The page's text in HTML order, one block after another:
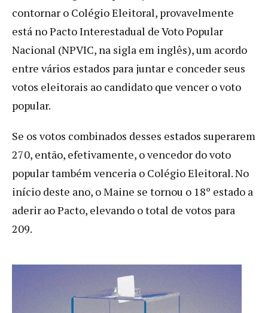
contornar o Colégio Eleitoral, provavelmente
está no Pacto Interestadual de Voto Popular
Nacional (NPVIC, na sigla em inglês), um acordo
entre vários estados para juntar e conceder seus
votos eleitorais ao candidato que vencer o voto
popular.
Se os votos combinados desses estados superarem
270, então, efetivamente, o vencedor do voto
popular também venceria o Colégio Eleitoral. No
início deste ano, o Maine se tornou o 18º estado a
aderir ao Pacto, elevando o total de votos para
209.